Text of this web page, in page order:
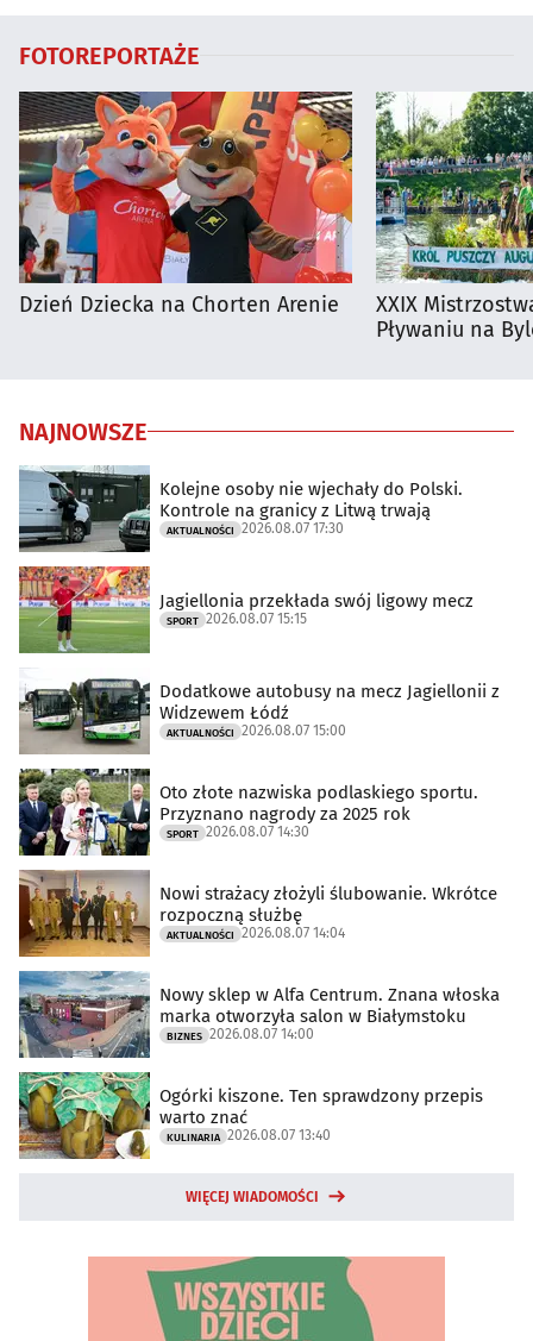
FOTOREPORTAŻE
Dzień Dziecka na Chorten Arenie
XXIX
Pływaniu na
NAJNOWSZE
Kolejne osoby nie wjechały do Polski.
Kontrole na granicy z Litwą trwają
AKTUALNOŚCI 2026.08.07 17:30
Jagiellonia przekłada swój ligowy mecz
SPORT 2026.08.07 15:15
Dodatkowe autobusy na mecz Jagiellonii z
Widzewem Łódź
AKTUALNOŚCI 2026.08.07 15:00
Oto złote nazwiska podlaskiego sportu.
Przyznano nagrody za 2025 rok
SPORT 2026.08.07 14:30
Nowi strażacy złożyli ślubowanie. Wkrótce
rozpoczną służbę
AKTUALNOŚCI 2026.08.07 14:04
Nowy sklep w Alfa Centrum. Znana włoska
marka otworzyła salon w Białymstoku
BIZNES 2026.08.07 14:00
Ogórki kiszone. Ten sprawdzony przepis
warto znać
KULINARIA 2026.08.07 13:40
WIĘCEJ WIADOMOŚCI